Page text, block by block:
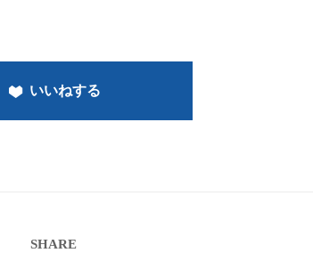
いいねする
SHARE